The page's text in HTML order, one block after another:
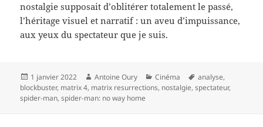
nostalgie supposait d’oblitérer totalement le passé,
l’héritage visuel et narratif : un aveu d’impuissance,
aux yeux du spectateur que je suis.
Publié
le
1 janvier 2022 Auteur
Antoine Oury Catégories
Cinéma
Mots-
clés
analyse,
blockbuster, matrix 4, matrix resurrections, nostalgie,spectateur,
spider-man,spider-man: no way home